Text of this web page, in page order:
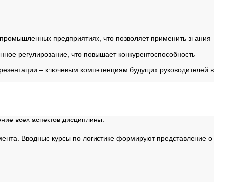
предприятиях, что позволяет применить знания
регулирование, что повышает конкурентоспособность
– ключевым компетенциям будущих руководителей в
всех аспектов дисциплины.
Вводные курсы по логистике формируют представление о